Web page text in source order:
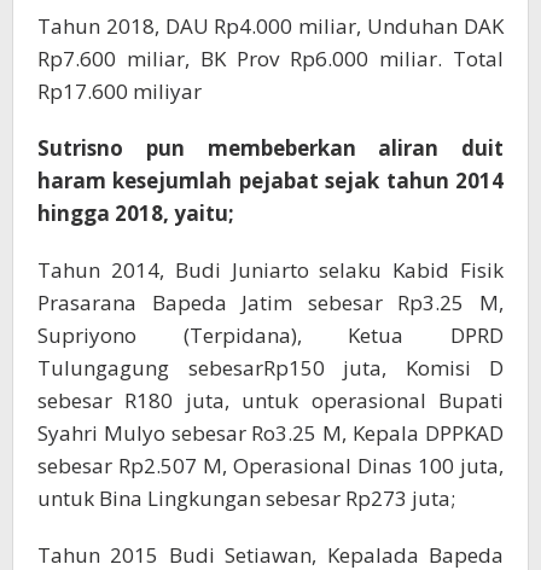
Tahun 2018, DAU Rp4.000 miliar, Unduhan DAK
Rp7.600 miliar, BK Prov Rp6.000 miliar. Total
Rp17.600 miliyar
Sutrisno pun membeberkan aliran duit
haram kesejumlah pejabat sejak tahun 2014
hingga 2018, yaitu;
Tahun 2014, Budi Juniarto selaku Kabid Fisik
Prasarana Bapeda Jatim sebesar Rp3.25 M,
Supriyono (Terpidana), Ketua DPRD
Tulungagung sebesarRp150 juta, Komisi D
sebesar R180 juta, untuk operasional Bupati
Syahri Mulyo sebesar Ro3.25 M, Kepala DPPKAD
sebesar Rp2.507 M, Operasional Dinas 100 juta,
untuk Bina Lingkungan sebesar Rp273 juta;
Tahun 2015 Budi Setiawan, Kepalada Bapeda